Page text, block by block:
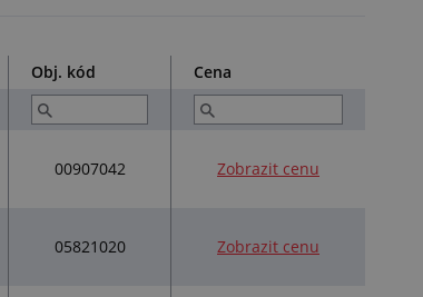
Obj. kód Cena
00907042 Zobrazit cenu
05821020 Zobrazit cenu